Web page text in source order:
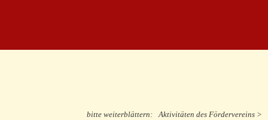
Aktivitäten des Fördervereins >
bitte weiterblättern: